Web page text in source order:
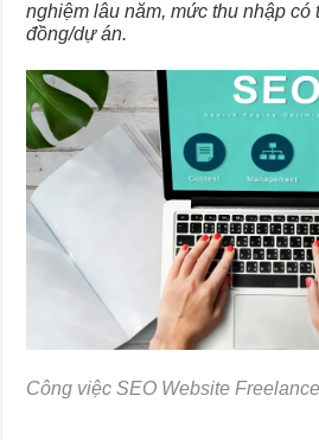
nghiệm lâu năm, mức thu nhập có
đồng/dự án.
Công việc SEO Website Freelance